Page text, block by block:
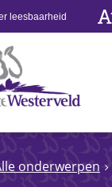
leesbaarheid
onderwerpen